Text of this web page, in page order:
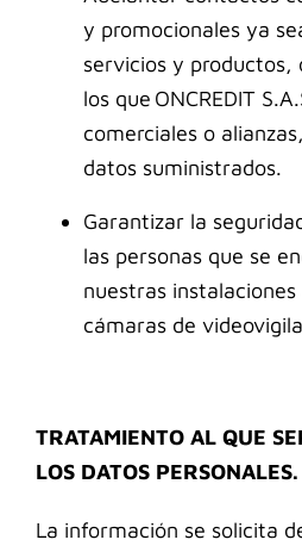
y promocionales ya
servicios y productos,
los que ONCREDIT
comerciales o
datos suministrados.
Garantizar la
las personas que se
nuestras
cámaras de
TRATAMIENTO AL QUE
LOS DATOS PERSONALES.
La información se solicita